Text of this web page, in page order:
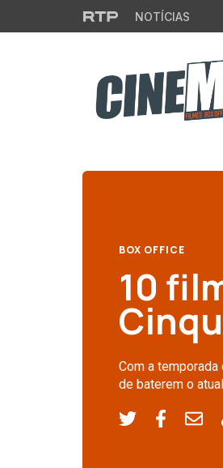
Saltar para o conteúdo principal
NOTÍCIAS
BOX OFFICE
10
Com a
de baterem o